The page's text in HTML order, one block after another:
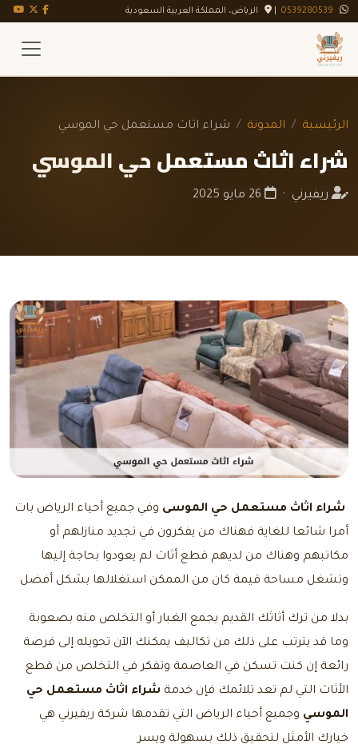
0539280539 الرياض، المملكة العربية السعودية فيسبوك
تويتر X
الرئيسية المدونة شراء اثاث مستعمل حي الموسي
شراء اثاث مستعمل حي الموسي
ريفيرني ·
شراء اثاث مستعمل حي الموسى وفي جميع أحياء الرياض بات
أمرا شائعا للغاية فهناك من يفكرون في تجديد منازلهم أو
مكاتبهم وهناك من لديهم قطع أثاث لم يعودوا بحاجة إليها
وتشغل مساحة قيمة كان من الممكن استغلالها بشكل أفضل
بدلا من ترك أثاثك القديم يجمع الغبار أو التخلص منه بصعوبة
وما قد يترتب على ذلك من تكاليف يمكنك الآن تحويله إلى فرصة
رائعة إن كنت تسكن في العاصمة وتفكر في التخلص من قطع
الأثاث التي لم تعد تلائمك فإن خدمة شراء اثاث مستعمل حي
الموسي وجميع أحياء الرياض التي تقدمها شركة ريفيرني هي
خيارك الأمثل لتحقيق ذلك بسهولة ويسر